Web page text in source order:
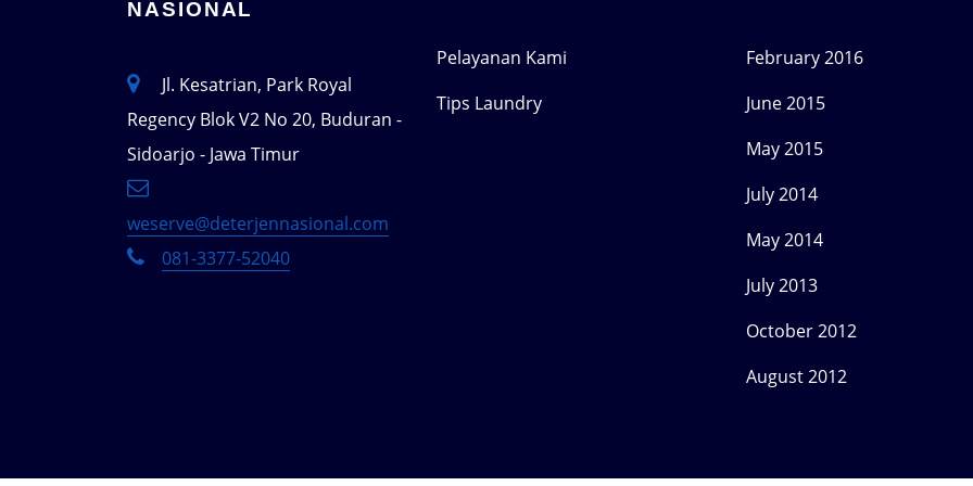
NASIONAL
Jl. Kesatrian, Park Royal
Regency Blok V2 No 20, Buduran -
Sidoarjo - Jawa Timur
weserve@deterjennasional.com
081-3377-52040
Pelayanan Kami
Tips Laundry
February 2016
June 2015
May 2015
July 2014
May 2014
July 2013
October 2012
August 2012